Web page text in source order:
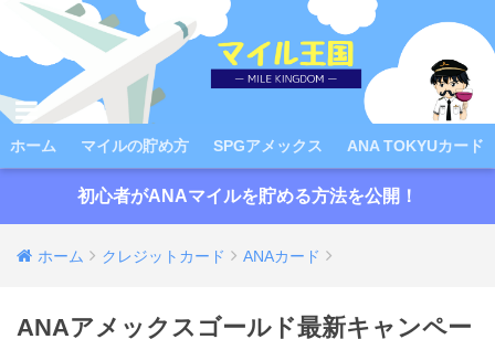
ホーム マイルの貯め方 SPGアメックス ANA TOKYUカード
初心者がANAマイルを貯める方法を公開！
ホーム クレジットカード ANAカード
ANAアメックスゴールド最新キャンペー